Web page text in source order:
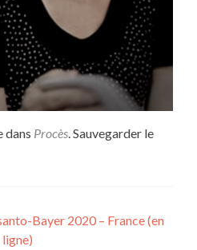
dans Procès. Sauvegarder le
l’article
Bayer 2020 – France (en
ligne)